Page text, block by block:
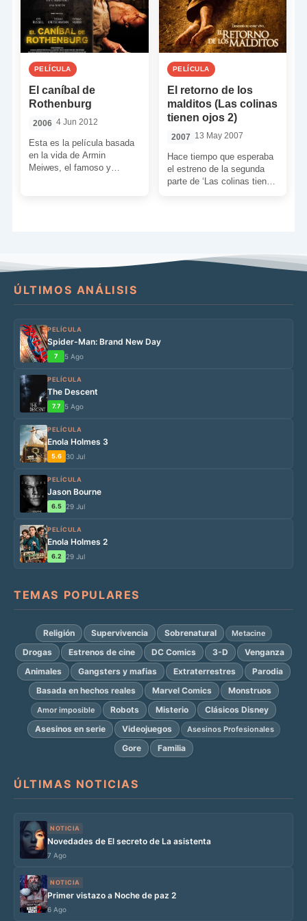
PELÍCULA
El caníbal de
Rothenburg
2006 4 Jun 2012
Esta es la película basada
en la vida de Armin
Meiwes, el famoso y
PELÍCULA
El retorno de los
malditos (Las colinas
tienen ojos 2)
2007 13 May 2007
Hace tiempo que esperaba
el estreno de la segunda
parte de ‘Las colinas tienen
ÚLTIMOS ANÁLISIS
PELÍCULA
Spider-Man: Brand New Day
7 5 Ago
PELÍCULA
The Descent
7.7 5 Ago
PELÍCULA
Enola Holmes 3
5.6 30 Jul
PELÍCULA
Jason Bourne
6.5 29 Jul
PELÍCULA
Enola Holmes 2
6.2 29 Jul
TEMAS POPULARES
Religión Supervivencia Sobrenatural Metacine
Drogas Estrenos de cine DC Comics 3-D
Venganza
Animales
Gangsters y mafias Extraterrestres
Parodia
Basada en hechos reales
Marvel Comics Monstruos
Amor imposible Robots Misterio
Clásicos Disney
Asesinos en serie
Videojuegos Asesinos Profesionales
Gore Familia
ÚLTIMAS NOTICIAS
NOTICIA
Novedades de El secreto de La asistenta
7 Ago
NOTICIA
Primer vistazo a Noche de paz 2
6 Ago